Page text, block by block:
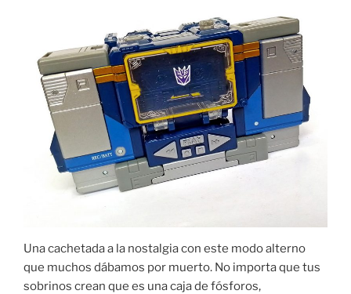
Una cachetada a la nostalgia con este modo alterno
que muchos dábamos por muerto. No importa que tus
sobrinos crean que es una caja de fósforos,